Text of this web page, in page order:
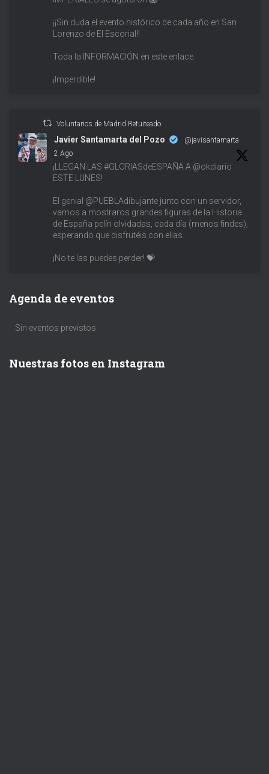
¡¡Sin duda el evento histórico de cada año en San
Lorenzo de El Escorial!!
Toda la INFORMACIÓN en este enlace.
¡Imperdible!
Voluntarios de Madrid Retuiteado
Javier Santamarta del Pozo @javisantamarta
·
2 Ago
¡LLEGAN LAS #GLORIASdeESPAÑA A @okdiario
ESTE LUNES!
El genial @PUEBLAdibujante junto con un servidor,
vamos a mostraros grandes figuras de la Historia
de España pelín olvidadas, cada día (menos findes),
esperando que disfrutéis con ellas.
¡No te las puedes perder! 💝
Agenda de eventos
Sin eventos previstos
Nuestras fotos en Instagram